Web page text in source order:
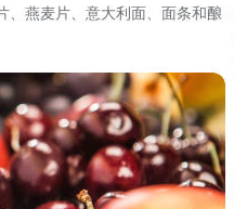
、燕麦片、意大利面、面条和酿